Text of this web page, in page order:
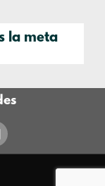
la meta